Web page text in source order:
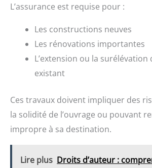
L’assurance est requise pour :
Les constructions neuves
Les rénovations importantes
L’extension ou la surélévation
existant
Ces travaux doivent impliquer des
la solidité de l’ouvrage ou pouvant
impropre à sa destination.
Lire plus Droits d’auteur :